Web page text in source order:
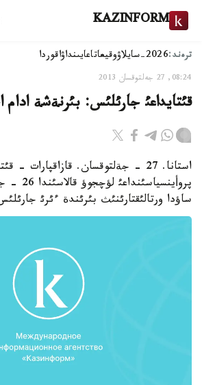
KAZINFORM
ترەند:2026-سايلاۋ وقيعاتاعايىنداۋاقوردا
08:24, 27 جەلتوقسان 2013
قئتايداعئ جارئلئس: بئرنةشة
استانا. 27 - جةلتوقسان.
ساؤدا ورتالئقتارئنئث بئرئندة ءئرئ